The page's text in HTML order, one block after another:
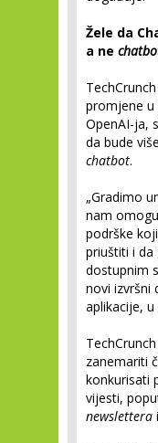
Žele da
a ne
promjene
OpenAI-ja,
da bude
chatbot.
„Gradimo
nam
podrške
priuštiti i da
dostupnim
novi izvršni
aplikacije,
zanemariti
konkurisati
vijesti,
newslettera